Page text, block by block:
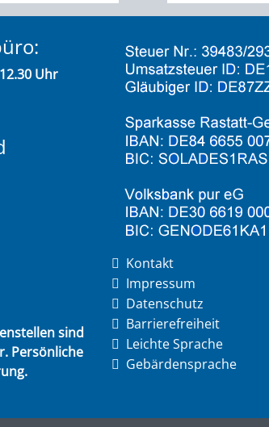
Uhr
sind
Persönliche
Kontakt
Impressum
Datenschutz
Barrierefreiheit
Leichte Sprache
Gebärdensprache